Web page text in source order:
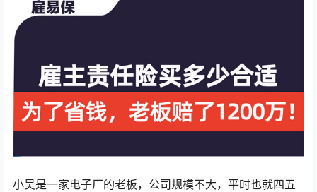
小吴是一家电子厂的老板，公司规模不大，平时也就四五